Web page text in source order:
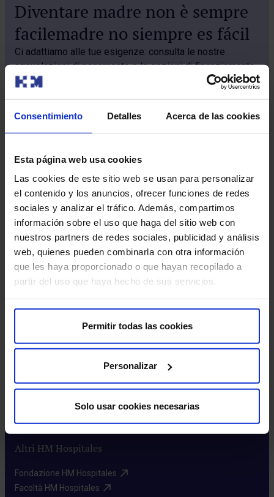
Consentimiento Detalles Acerca de las cookies
Esta página web usa cookies
Las cookies de este sitio web se usan para personalizar
el contenido y los anuncios, ofrecer funciones de redes
sociales y analizar el tráfico. Además, compartimos
información sobre el uso que haga del sitio web con
nuestros partners de redes sociales, publicidad y análisis
web, quienes pueden combinarla con otra información
que les haya proporcionado o que hayan recopilado a
partir del uso que haya hecho de sus servicios.
Permitir todas las cookies
Personalizar
Solo usar cookies necesarias
Diventare madre non è sempre
facilemadre no siempre es fácil
Ci adattiamo alle tue esigenze: consulta le nostre
agevolazioni di pagamento e le opzioni di finanziamento
personalizzate
chiamando il numero 900 111 010.
Chi siamo
Eccellenza nella qualità​
Area azionisti​
Canale interno di informazione​
Altri HM Hospitales
Fondazione HM Hospitales​
Facoltà HM Hospitales​